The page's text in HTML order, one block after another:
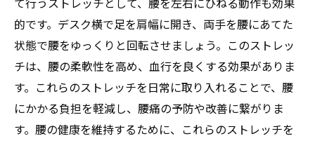
的です。デスク横で足を肩幅に開き、両手を腰にあてた
状態で腰をゆっくりと回転させましょう。このストレッ
チは、腰の柔軟性を高め、血行を良くする効果がありま
す。これらのストレッチを日常に取り入れることで、腰
にかかる負担を軽減し、腰痛の予防や改善に繋がりま
す。腰の健康を維持するために、これらのストレッチを